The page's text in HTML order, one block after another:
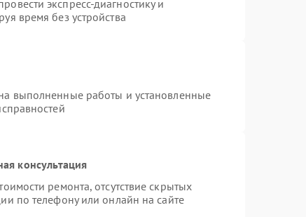
экспресс-диагностику и
время без устройства
выполненные работы и установленные
консультация
ремонта, отсутствие скрытых
по телефону или онлайн на сайте